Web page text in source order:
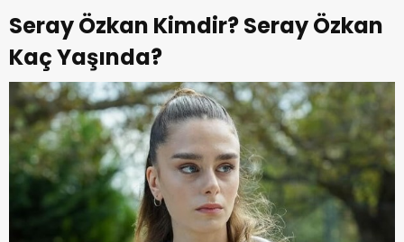
Seray Özkan Kimdir? Seray Özkan
Kaç Yaşında?